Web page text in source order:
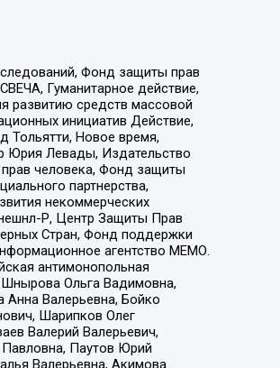
Фонд защиты прав
Гуманитарное действие,
развитию средств массовой
инициатив Действие,
Тольятти, Новое время,
Юрия Левады, Издательство
человека, Фонд защиты
партнерства,
некоммерческих
Р, Центр Защиты Прав
Стран, Фонд поддержки
агентство МЕМО.
антимонопольная
Ольга Вадимовна,
Анна Валерьевна, Бойко
Шарипков Олег
Валерий Валерьевич,
Павловна, Паутов Юрий
Валерьевна, Акимова